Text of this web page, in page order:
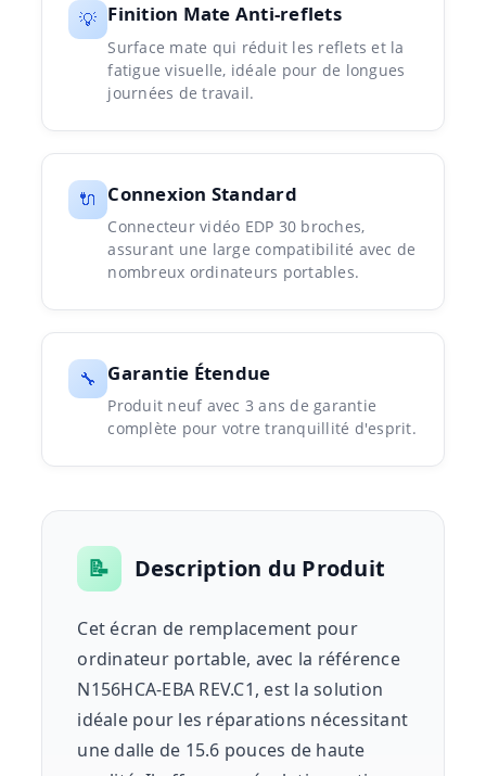
💡 Finition Mate Anti-reflets
Surface mate qui réduit les reflets et la
fatigue visuelle, idéale pour de longues
journées de travail.
🔌 Connexion Standard
Connecteur vidéo EDP 30 broches,
assurant une large compatibilité avec de
nombreux ordinateurs portables.
🔧 Garantie Étendue
Produit neuf avec 3 ans de garantie
complète pour votre tranquillité d'esprit.
📝 Description du Produit
Cet écran de remplacement pour
ordinateur portable, avec la référence
N156HCA-EBA REV.C1, est la solution
idéale pour les réparations nécessitant
une dalle de 15.6 pouces de haute